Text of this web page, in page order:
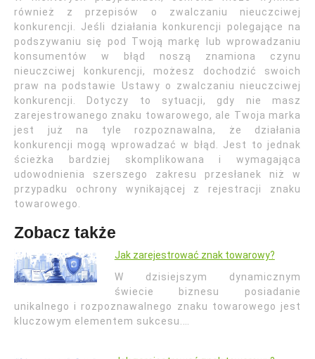
również z przepisów o zwalczaniu nieuczciwej
konkurencji. Jeśli działania konkurencji polegające na
podszywaniu się pod Twoją markę lub wprowadzaniu
konsumentów w błąd noszą znamiona czynu
nieuczciwej konkurencji, możesz dochodzić swoich
praw na podstawie Ustawy o zwalczaniu nieuczciwej
konkurencji. Dotyczy to sytuacji, gdy nie masz
zarejestrowanego znaku towarowego, ale Twoja marka
jest już na tyle rozpoznawalna, że działania
konkurencji mogą wprowadzać w błąd. Jest to jednak
ścieżka bardziej skomplikowana i wymagająca
udowodnienia szerszego zakresu przesłanek niż w
przypadku ochrony wynikającej z rejestracji znaku
towarowego.
Zobacz także
Jak zarejestrować znak towarowy?
W dzisiejszym dynamicznym
świecie biznesu posiadanie
unikalnego i rozpoznawalnego znaku towarowego jest
kluczowym elementem sukcesu.…